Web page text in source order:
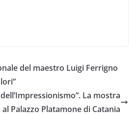
del maestro Luigi Ferrigno
La mostra
Palazzo Platamone di Catania